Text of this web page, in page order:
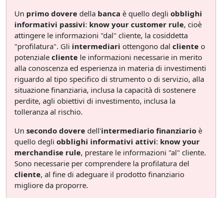
Un primo dovere della banca è quello degli obblighi
informativi passivi: know your customer rule, cioè
attingere le informazioni "dal" cliente, la cosiddetta
"profilatura". Gli intermediari ottengono dal cliente o
potenziale cliente le informazioni necessarie in merito
alla conoscenza ed esperienza in materia di investimenti
riguardo al tipo specifico di strumento o di servizio, alla
situazione finanziaria, inclusa la capacità di sostenere
perdite, agli obiettivi di investimento, inclusa la
tolleranza al rischio.
Un secondo dovere dell'intermediario finanziario è
quello degli obblighi informativi attivi: know your
merchandise rule, prestare le informazioni "al" cliente.
Sono necessarie per comprendere la profilatura del
cliente, al fine di adeguare il prodotto finanziario
migliore da proporre.